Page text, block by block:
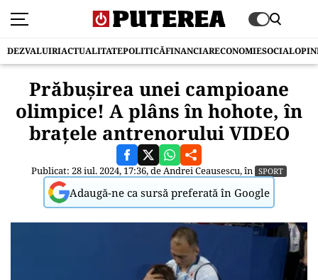
DEZVALUIRIACTUALITATEPOLITICĂFINANCIARECONOMIESOCIAL
Prăbușirea unei campioane
olimpice! A plâns în hohote, în
brațele antrenorului VIDEO
Publicat: 28 iul. 2024, 17:36, deAndrei Ceausescu, în SPORT
Adaugă-ne ca sursă preferată în Google